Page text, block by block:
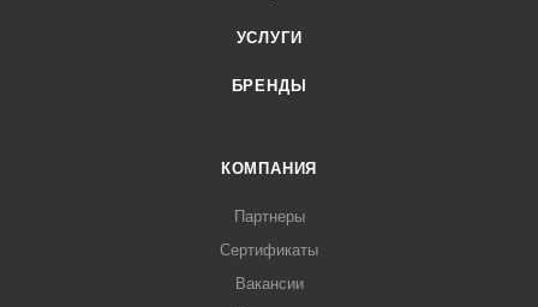
УСЛУГИ
БРЕНДЫ
КОМПАНИЯ
Партнеры
Сертификаты
Вакансии